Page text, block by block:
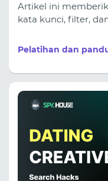
Apa Pun
Artikel ini
kata kunci, filter,
Pelatihan dan